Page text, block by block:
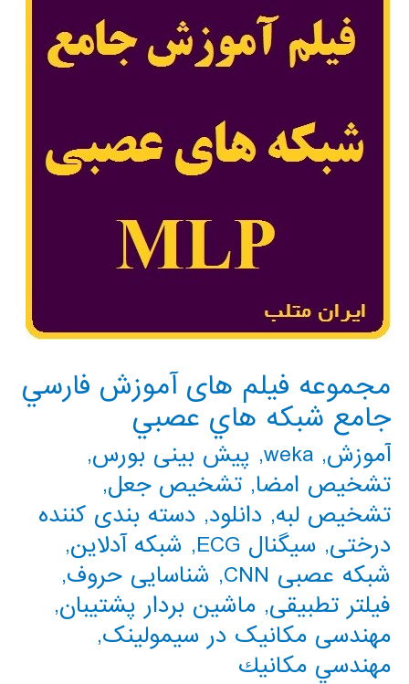
مجموعه فيلم های آموزش فارسي
جامع شبكه هاي عصبي
آموزش,
weka
, پیش بینی بورس,
تشخیص امضا, تشخیص جعل,
تشخیص لبه, دانلود, دسته بندی کننده
درختی, سیگنال ECG , شبکه آدلاین,
شبکه عصبی CNN
, شناسایی حروف,
فیلتر تطبیقی, ماشین بردار پشتیبان,
مهندسی مکانیک در سیمولینک,
مهندسي مكانيك